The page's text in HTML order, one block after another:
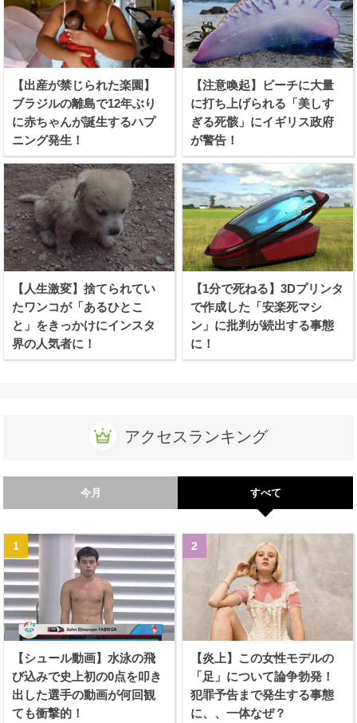
【出産が禁じられた楽園】
ブラジルの離島で12年ぶり
に赤ちゃんが誕生するハプ
ニング発生！
【注意喚起】ビーチに大量
に打ち上げられる「美しす
ぎる死骸」にイギリス政府
が警告！
【人生激変】捨てられてい
たワンコが「あるひとこ
と」をきっかけにインスタ
界の人気者に！
【1分で死ねる】3Dプリンタ
で作成した「安楽死マシ
ン」に批判が続出する事態
に！
アクセスランキング
今月 すべて
【シュール動画】水泳の飛
び込みで史上初の0点を叩き
出した選手の動画が何回観
ても衝撃的！
【炎上】この女性モデルの
「足」について論争勃発！
犯罪予告まで発生する事態
に、、一体なぜ？